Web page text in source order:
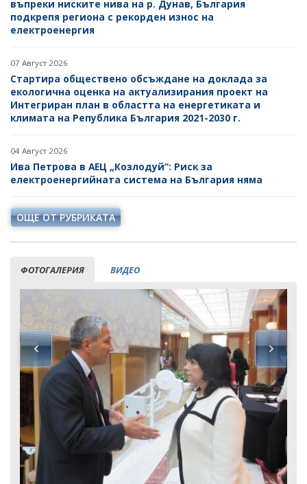
въпреки ниските нива на р. Дунав, България
подкрепя региона с рекорден износ на
електроенергия
07 Август 2026
Стартира обществено обсъждане на доклада за
екологична оценка на актуализирания проект на
Интегриран план в областта на енергетиката и
климата на Република България 2021-2030 г.
04 Август 2026
Ива Петрова в АЕЦ „Козлодуй“: Риск за
електроенергийната система на България няма
ОЩЕ ОТ РУБРИКАТА
ФОТОГАЛЕРИЯ ВИДЕО